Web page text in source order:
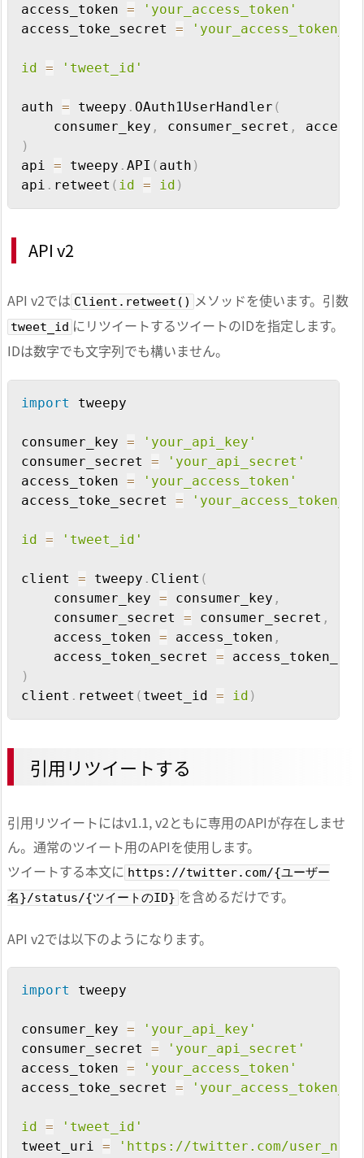
access_token =
'your_access_token'
access_toke_secret =
id = 'tweet_id'
auth = tweepy . OAuth1UserHandler (
    consumer_key
, consumer_secret ,
)
api = tweepy . API ( auth )
api . retweet ( id = id )
API v2
API v2では Client.retweet() メソッドを使います。引数
tweet_id にリツイートするツイートのIDを指定します。
IDは数字でも文字列でも構いません。
import tweepy
consumer_key =
'your_api_key'
consumer_secret =
'your_api_secret'
access_token =
'your_access_token'
access_toke_secret =
id = 'tweet_id'
client = tweepy . Client (
    consumer_key
= consumer_key ,
    consumer_secret
= consumer_secret ,
    access_token
= access_token ,
    access_token_secret
=
)
client . retweet ( tweet_id = id )
引用リツイートする
引用リツイートにはv1.1, v2ともに専用のAPIが存在しませ
ん。通常のツイート用のAPIを使用します。
ツイートする本文に https://twitter.com/{ユーザー
名}/status/{ツイートのID} を含めるだけです。
API v2では以下のようになります。
import tweepy
consumer_key =
'your_api_key'
consumer_secret =
'your_api_secret'
access_token =
'your_access_token'
access_toke_secret =
id =
'tweet_id'
tweet_uri = 'https://twitter.com/